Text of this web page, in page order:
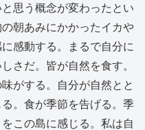
思う概念が変わったとい
朝あみにかかったイカや
感動する。まるで自分に
さだ。皆が自然を食す。
がする。自分が自然とと
。食が季節を告げる。季
この島に感じる。私は自